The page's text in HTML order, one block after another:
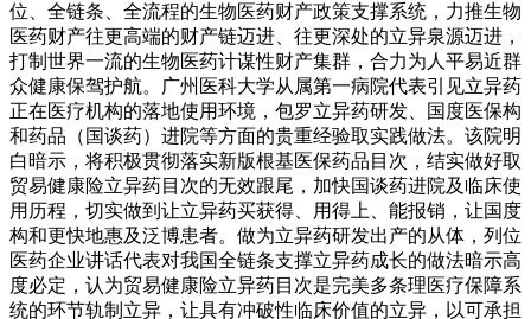
位、全链条、全流程的生物医药财产政策支撑系统，力推生物
医药财产往更高端的财产链迈进、往更深处的立异泉源迈进，
打制世界一流的生物医药计谋性财产集群，合力为人平易近群
众健康保驾护航。广州医科大学从属第一病院代表引见立异药
正在医疗机构的落地使用环境，包罗立异药研发、国度医保构
和药品（国谈药）进院等方面的贵重经验取实践做法。该院明
白暗示，将积极贯彻落实新版根基医保药品目次，结实做好取
贸易健康险立异药目次的无效跟尾，加快国谈药进院及临床使
用历程，切实做到让立异药买获得、用得上、能报销，让国度
构和更快地惠及泛博患者。做为立异药研发出产的从体，列位
医药企业讲话代表对我国全链条支撑立异药成长的做法暗示高
度必定，认为贸易健康险立异药目次是完美多条理医疗保障系
统的环节轨制立异，让具有冲破性临床价值的立异，以可承担